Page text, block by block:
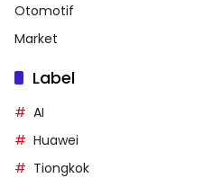
Otomotif
Market
Label
AI
Huawei
Tiongkok